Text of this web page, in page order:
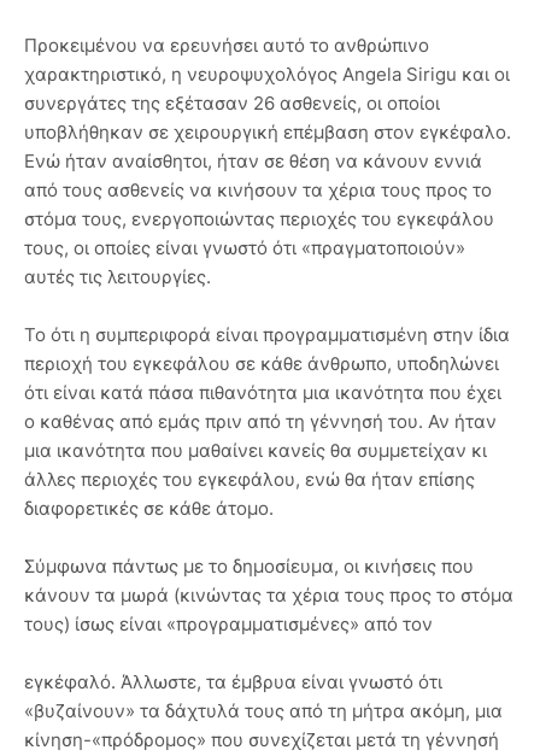
Προκειμένου να ερευνήσει αυτό το ανθρώπινο
χαρακτηριστικό, η νευροψυχολόγος Angela Sirigu και οι
συνεργάτες της εξέτασαν 26 ασθενείς, οι οποίοι
υποβλήθηκαν σε χειρουργική επέμβαση στον εγκέφαλο.
Ενώ ήταν αναίσθητοι, ήταν σε θέση να κάνουν εννιά
από τους ασθενείς να κινήσουν τα χέρια τους προς το
στόμα τους, ενεργοποιώντας περιοχές του εγκεφάλου
τους, οι οποίες είναι γνωστό ότι «πραγματοποιούν»
αυτές τις λειτουργίες.
Το ότι η συμπεριφορά είναι προγραμματισμένη στην ίδια
περιοχή του εγκεφάλου σε κάθε άνθρωπο, υποδηλώνει
ότι είναι κατά πάσα πιθανότητα μια ικανότητα που έχει
ο καθένας από εμάς πριν από τη γέννησή του. Αν ήταν
μια ικανότητα που μαθαίνει κανείς θα συμμετείχαν κι
άλλες περιοχές του εγκεφάλου, ενώ θα ήταν επίσης
διαφορετικές σε κάθε άτομο.
Σύμφωνα πάντως με το δημοσίευμα, οι κινήσεις που
κάνουν τα μωρά (κινώντας τα χέρια τους προς το στόμα
τους) ίσως είναι «προγραμματισμένες» από τον
εγκέφαλό. Άλλωστε, τα έμβρυα είναι γνωστό ότι
«βυζαίνουν» τα δάχτυλά τους από τη μήτρα ακόμη, μια
κίνηση-«πρόδρομος» που συνεχίζεται μετά τη γέννησή